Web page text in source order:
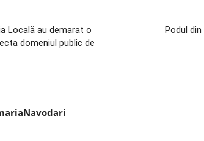
Locală au demarat o
domeniul public de
Podul